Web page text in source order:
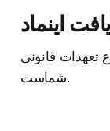
اینماد
تعهدات قانونی
شماست.